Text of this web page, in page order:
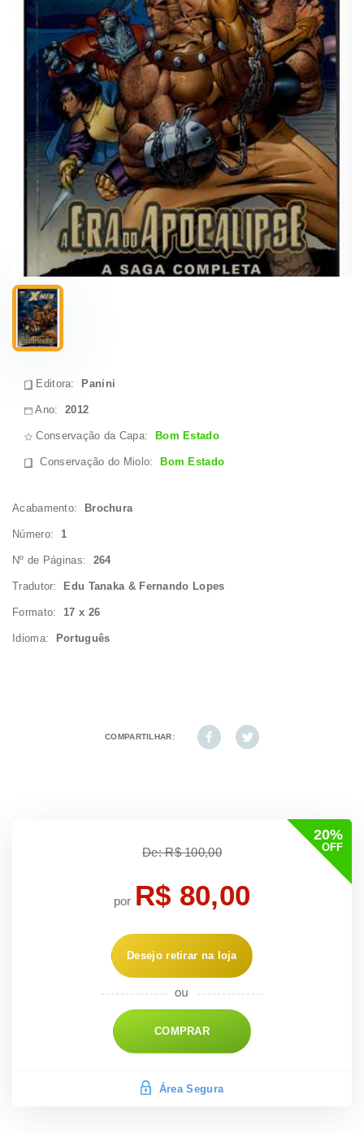
Editora: Panini
Ano:2012
Conservação da Capa: Bom Estado
Conservação do Miolo: Bom Estado
Acabamento: Brochura
Número: 1
Nº de Páginas: 264
Tradutor: Edu Tanaka & Fernando Lopes
Formato: 17 x 26
Idioma: Português
COMPARTILHAR:
20%
OFF
De: R$ 100,00
por R$ 80,00
Desejo retirar na loja
COMPRAR
Área Segura